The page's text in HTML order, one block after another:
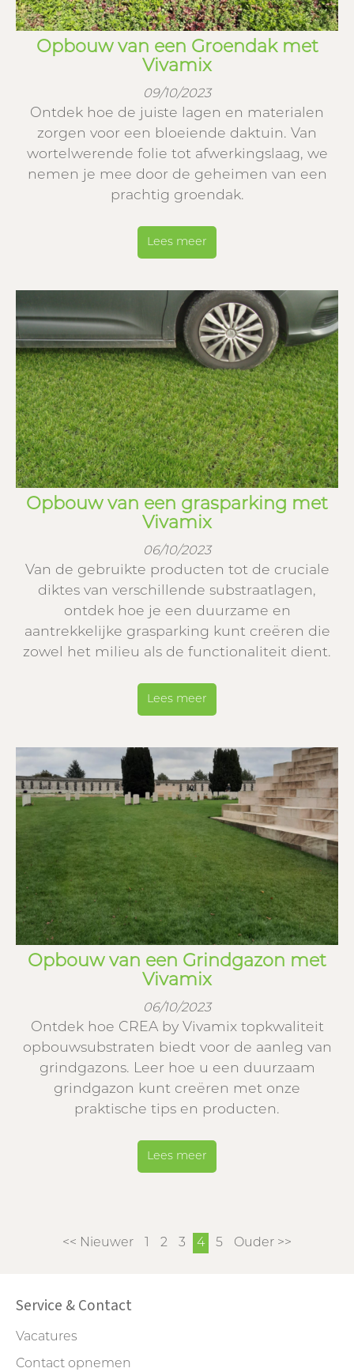
Opbouw van een Groendak met
Vivamix
09/10/2023
Ontdek hoe de juiste lagen en materialen
zorgen voor een bloeiende daktuin. Van
wortelwerende folie tot afwerkingslaag, we
nemen je mee door de geheimen van een
prachtig groendak.
Lees meer
Opbouw van een grasparking met
Vivamix
06/10/2023
Van de gebruikte producten tot de cruciale
diktes van verschillende substraatlagen,
ontdek hoe je een duurzame en
aantrekkelijke grasparking kunt creëren die
zowel het milieu als de functionaliteit dient.
Lees meer
Opbouw van een Grindgazon met
Vivamix
06/10/2023
Ontdek hoe CREA by Vivamix topkwaliteit
opbouwsubstraten biedt voor de aanleg van
grindgazons. Leer hoe u een duurzaam
grindgazon kunt creëren met onze
praktische tips en producten.
Lees meer
<< Nieuwer 2 3 4 5 Ouder >>
Service & Contact
Vacatures
Contact opnemen